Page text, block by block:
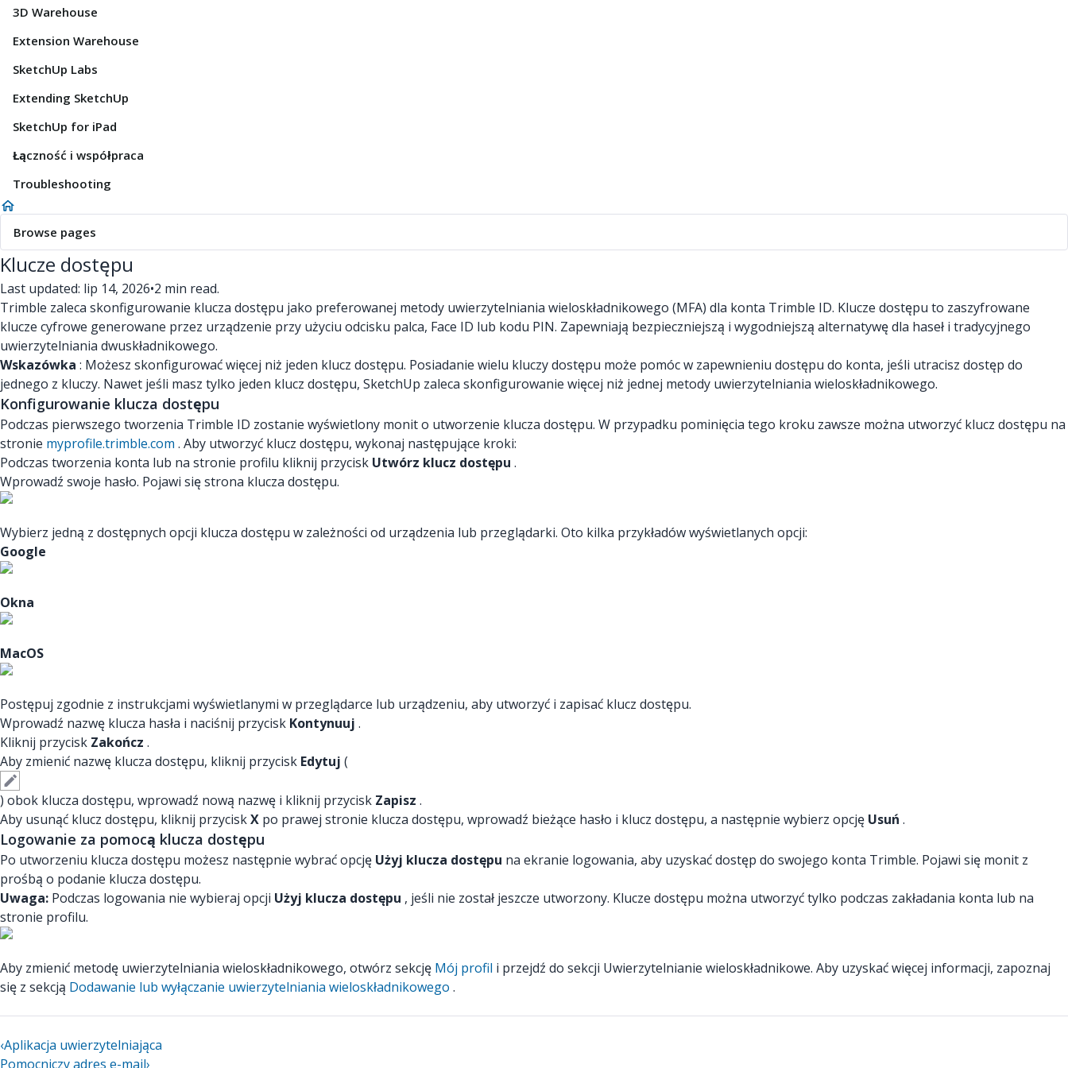
3D Warehouse
Extension Warehouse
SketchUp Labs
Extending SketchUp
SketchUp for iPad
Łączność i współpraca
Troubleshooting
Browse pages
Klucze dostępu
Last updated: lip 14, 2026•2 min read.
Trimble zaleca skonfigurowanie klucza dostępu jako preferowanej metody uwierzytelniania wieloskładnikowego (MFA) dla konta Trimble ID. Klucze dostępu to zaszyfrowane
klucze cyfrowe generowane przez urządzenie przy użyciu odcisku palca, Face ID lub kodu PIN. Zapewniają bezpieczniejszą i wygodniejszą alternatywę dla haseł i tradycyjnego
uwierzytelniania dwuskładnikowego.
Wskazówka : Możesz skonfigurować więcej niż jeden klucz dostępu. Posiadanie wielu kluczy dostępu może pomóc w zapewnieniu dostępu do konta, jeśli utracisz dostęp do
jednego z kluczy. Nawet jeśli masz tylko jeden klucz dostępu, SketchUp zaleca skonfigurowanie więcej niż jednej metody uwierzytelniania wieloskładnikowego.
Konfigurowanie klucza dostępu
Podczas pierwszego tworzenia Trimble ID zostanie wyświetlony monit o utworzenie klucza dostępu. W przypadku pominięcia tego kroku zawsze można utworzyć klucz dostępu na
stronie myprofile.trimble.com . Aby utworzyć klucz dostępu, wykonaj następujące kroki:
Podczas tworzenia konta lub na stronie profilu kliknij przycisk Utwórz klucz dostępu .
Wprowadź swoje hasło. Pojawi się strona klucza dostępu.
Wybierz jedną z dostępnych opcji klucza dostępu w zależności od urządzenia lub przeglądarki. Oto kilka przykładów wyświetlanych opcji:
Google
Okna
MacOS
Postępuj zgodnie z instrukcjami wyświetlanymi w przeglądarce lub urządzeniu, aby utworzyć i zapisać klucz dostępu.
Wprowadź nazwę klucza hasła i naciśnij przycisk Kontynuuj .
Kliknij przycisk Zakończ .
Aby zmienić nazwę klucza dostępu, kliknij przycisk Edytuj (
) obok klucza dostępu, wprowadź nową nazwę i kliknij przycisk Zapisz .
Aby usunąć klucz dostępu, kliknij przyciskX po prawej stronie klucza dostępu, wprowadź bieżące hasło i klucz dostępu, a następnie wybierz opcję Usuń .
Logowanie za pomocą klucza dostępu
Po utworzeniu klucza dostępu możesz następnie wybrać opcję Użyj klucza dostępu na ekranie logowania, aby uzyskać dostęp do swojego konta Trimble. Pojawi się monit z
prośbą o podanie klucza dostępu.
Uwaga: Podczas logowania nie wybieraj opcji Użyj klucza dostępu , jeśli nie został jeszcze utworzony. Klucze dostępu można utworzyć tylko podczas zakładania konta lub na
stronie profilu.
Aby zmienić metodę uwierzytelniania wieloskładnikowego, otwórz sekcję Mój profil i przejdź do sekcji Uwierzytelnianie wieloskładnikowe. Aby uzyskać więcej informacji, zapoznaj
się z sekcją Dodawanie lub wyłączanie uwierzytelniania wieloskładnikowego .
‹Aplikacja uwierzytelniająca
Pomocniczy adres e-mail›